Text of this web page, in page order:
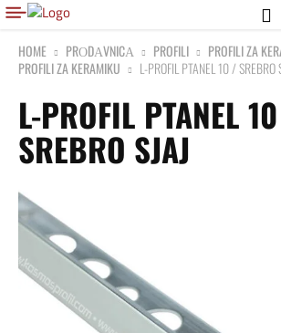
HOME PRОDАVNICА PROFILI PROFILI ZA
PROFILI ZA KERAMIKU
L-PROFIL PTANEL 10 / SREBRO
L-PROFIL PTANEL
SREBRO SJAJ